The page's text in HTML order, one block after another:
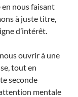
nous faisant
à juste titre,
d’intérêt.
ouvrir à une
tout en
seconde
mentale